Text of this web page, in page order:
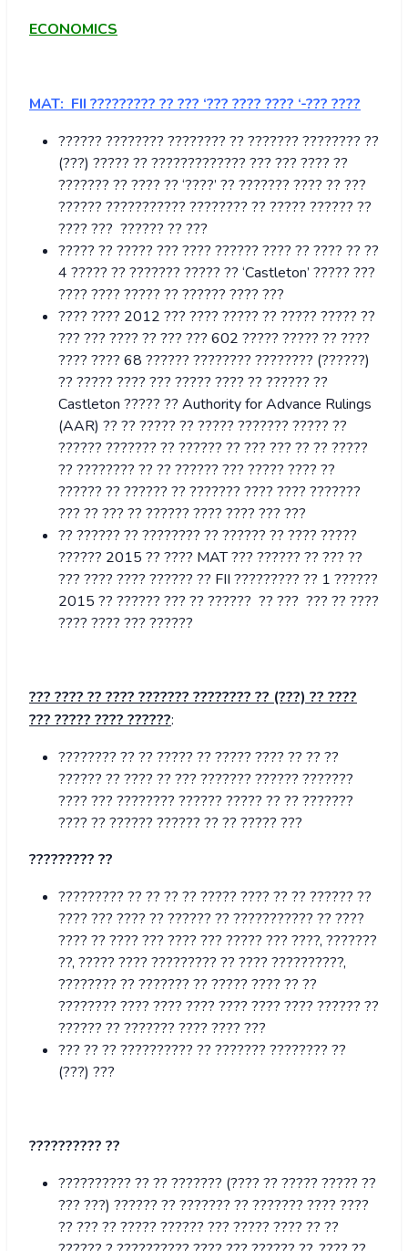
ECONOMICS
MAT: FII ????????? ?? ??? ‘??? ???? ???? ‘-??? ????
?????? ???????? ???????? ?? ??????? ???????? ??
(???) ????? ?? ????????????? ??? ??? ???? ??
??????? ?? ???? ?? ‘????’ ?? ??????? ???? ?? ???
?????? ??????????? ???????? ?? ????? ?????? ??
???? ??? ?????? ?? ???
????? ?? ????? ??? ???? ?????? ???? ?? ???? ?? ??
4 ????? ?? ??????? ????? ?? ‘Castleton’ ????? ???
???? ???? ????? ?? ?????? ???? ???
???? ???? 2012 ??? ???? ????? ?? ????? ????? ??
??? ??? ???? ?? ??? ??? 602 ????? ????? ?? ????
???? ???? 68 ?????? ???????? ???????? (??????)
?? ????? ???? ??? ????? ???? ?? ?????? ??
Castleton ????? ?? Authority for Advance Rulings
(AAR) ?? ?? ????? ?? ????? ??????? ????? ??
?????? ??????? ?? ?????? ?? ??? ??? ?? ?? ?????
?? ???????? ?? ?? ?????? ??? ????? ???? ??
?????? ?? ?????? ?? ??????? ???? ???? ???????
??? ?? ??? ?? ?????? ???? ???? ??? ???
?? ?????? ?? ???????? ?? ?????? ?? ???? ?????
?????? 2015 ?? ???? MAT ??? ?????? ?? ??? ??
??? ???? ???? ?????? ?? FII ????????? ?? 1 ??????
2015 ?? ?????? ??? ?? ?????? ?? ??? ??? ?? ????
???? ???? ??? ??????
??? ???? ?? ???? ??????? ???????? ?? (???) ?? ????
??? ????? ???? ??????:
???????? ?? ?? ????? ?? ????? ???? ?? ?? ??
?????? ?? ???? ?? ??? ??????? ?????? ???????
???? ??? ???????? ?????? ????? ?? ?? ???????
???? ?? ?????? ?????? ?? ?? ????? ???
????????? ??
????????? ?? ?? ?? ?? ????? ???? ?? ?? ?????? ??
???? ??? ???? ?? ?????? ?? ??????????? ?? ????
???? ?? ???? ??? ???? ??? ????? ??? ????, ???????
??, ????? ???? ????????? ?? ???? ??????????,
???????? ?? ??????? ?? ????? ???? ?? ??
???????? ???? ???? ???? ???? ???? ???? ?????? ??
?????? ?? ??????? ???? ???? ???
??? ?? ?? ?????????? ?? ??????? ???????? ??
(???) ???
?????????? ??
?????????? ?? ?? ??????? (???? ?? ????? ????? ??
??? ???) ?????? ?? ??????? ?? ??????? ???? ????
?? ??? ?? ????? ?????? ??? ????? ???? ?? ??